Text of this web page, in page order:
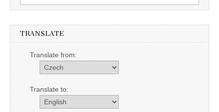
TRANSLATE
Translate from:
Translate to: